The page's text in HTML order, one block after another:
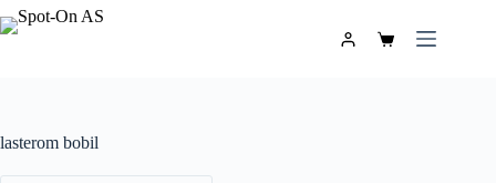
lasterom bobil